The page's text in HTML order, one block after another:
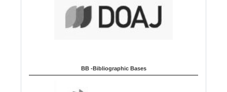
BB -Bibliographic Bases